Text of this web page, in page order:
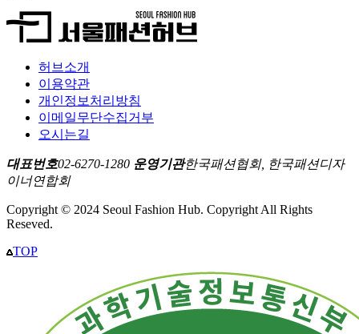
허브소개
이용약관
개인정보처리방침
이메일무단수집거부
오시는길
대표번호02-6270-1280 운영기관한국패션협회, 한국패션디자
이너연합회
Copyright © 2024 Seoul Fashion Hub. Copyright All Rights
Reseved.
TOP